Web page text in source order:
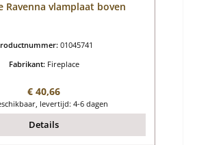
Ravenna vlamplaat boven
01045741
Fabrikant: Fireplace
Normale prijs:
€ 40,66
levertijd: 4-6 dagen
Details